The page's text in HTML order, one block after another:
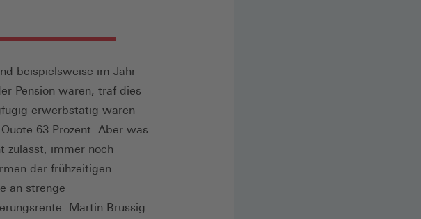
beispielsweise im Jahr
Pension waren, traf dies
erwerbstätig waren
63 Prozent. Aber was
zulässt, immer noch
der frühzeitigen
an strenge
Martin Brussig